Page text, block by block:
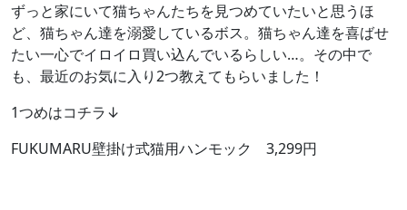
ずっと家にいて猫ちゃんたちを見つめていたいと思うほ
ど、猫ちゃん達を溺愛しているボス。猫ちゃん達を喜ばせ
たい一心でイロイロ買い込んでいるらしい…。その中で
も、最近のお気に入り2つ教えてもらいました！
1つめはコチラ↓
FUKUMARU壁掛け式猫用ハンモック 3,299円